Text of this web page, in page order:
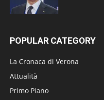
POPULAR CATEGORY
La Cronaca di Verona
Attualità
Primo Piano